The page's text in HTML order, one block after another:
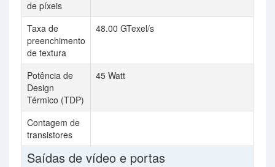
de píxeis
Taxa de
preenchimento
de textura
48.00 GTexel/s
Potência de
Design
Térmico (TDP)
45 Watt
Contagem de
transistores
Saídas de vídeo e portas